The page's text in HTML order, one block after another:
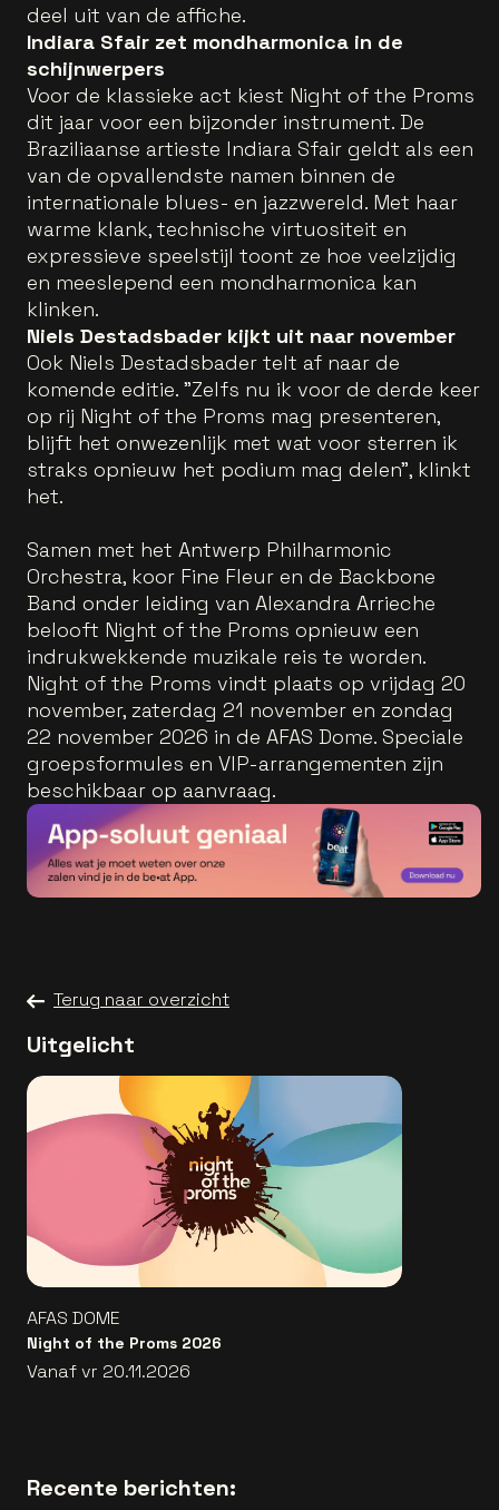
deel uit van de affiche.
Indiara Sfair zet mondharmonica in de
schijnwerpers
Voor de klassieke act kiest Night of the Proms
dit jaar voor een bijzonder instrument. De
Braziliaanse artieste Indiara Sfair geldt als een
van de opvallendste namen binnen de
internationale blues- en jazzwereld. Met haar
warme klank, technische virtuositeit en
expressieve speelstijl toont ze hoe veelzijdig
en meeslepend een mondharmonica kan
klinken.
Niels Destadsbader kijkt uit naar november
Ook Niels Destadsbader telt af naar de
komende editie. "Zelfs nu ik voor de derde keer
op rij Night of the Proms mag presenteren,
blijft het onwezenlijk met wat voor sterren ik
straks opnieuw het podium mag delen", klinkt
het.
Samen met het Antwerp Philharmonic
Orchestra, koor Fine Fleur en de Backbone
Band onder leiding van Alexandra Arrieche
belooft Night of the Proms opnieuw een
indrukwekkende muzikale reis te worden.
Night of the Proms vindt plaats op vrijdag 20
november, zaterdag 21 november en zondag
22 november 2026 in de AFAS Dome. Speciale
groepsformules en VIP-arrangementen zijn
beschikbaar op aanvraag.
Terug naar overzicht
Uitgelicht
AFAS DOME
Night of the Proms 2026
Vanaf vr 20.11.2026
Recente berichten: